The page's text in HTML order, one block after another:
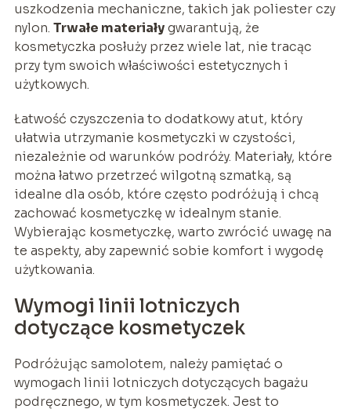
uszkodzenia mechaniczne, takich jak poliester czy
nylon. Trwałe materiałygwarantują, że
kosmetyczka posłuży przez wiele lat, nie tracąc
przy tym swoich właściwości estetycznych i
użytkowych.
Łatwość czyszczenia to dodatkowy atut, który
ułatwia utrzymanie kosmetyczki w czystości,
niezależnie od warunków podróży. Materiały, które
można łatwo przetrzeć wilgotną szmatką, są
idealne dla osób, które często podróżują i chcą
zachować kosmetyczkę w idealnym stanie.
Wybierając kosmetyczkę, warto zwrócić uwagę na
te aspekty, aby zapewnić sobie komfort i wygodę
użytkowania.
Wymogi linii lotniczych
dotyczące kosmetyczek
Podróżując samolotem, należy pamiętać o
wymogach linii lotniczych dotyczących bagażu
podręcznego, w tym kosmetyczek. Jest to